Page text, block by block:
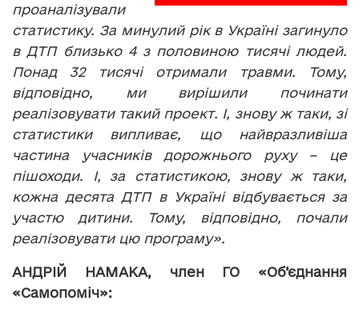
проаналізували
статистику. За минулий рік в Україні загинуло
в ДТП близько 4 з половиною тисячі людей.
Понад 32 тисячі отримали травми. Тому,
відповідно, ми вирішили починати
реалізовувати такий проект. І, знову ж таки, зі
статистики випливає, що найвразливіша
частина учасників дорожнього руху – це
пішоходи. І, за статистикою, знову ж таки,
кожна десята ДТП в Україні відбувається за
участю дитини. Тому, відповідно, почали
реалізовувати цю програму».
АНДРІЙ НАМАКА, член ГО «Об’єднання
«Самопоміч»: